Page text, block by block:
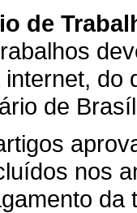
de
internet, do
de
nos
da